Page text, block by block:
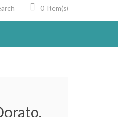
0 Item(s)